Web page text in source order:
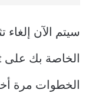
سيتم الآن
الخطوات مرة